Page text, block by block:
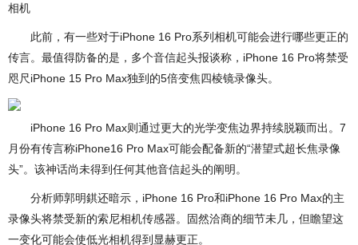
相机
此前，有一些对于iPhone 16 Pro系列相机可能会进行哪些更正的
传言。最值得防备的是，多个音信起头报谈称，iPhone 16 Pro将禁受
咫尺iPhone 15 Pro Max独到的5倍变焦四棱镜录像头。
iPhone 16 Pro Max则通过更大的光学变焦边界持续脱颖而出。7
月份有传言称iPhone16 Pro Max可能会配备新的“潜望式超长焦录像
头”。该神话尚未得到任何其他音信起头的阐明。
分析师郭明錤还暗示，iPhone 16 Pro和iPhone 16 Pro Max的主
录像头将禁受新的索尼相机传感器。固然洽商的细节未几，但瞻望这
一变化可能会使低光相机得到显赫更正。